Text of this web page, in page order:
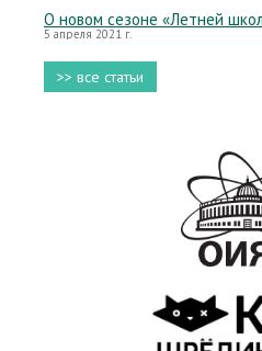
О новом сезоне «Летней
5 апреля 2021 г.
>> все статьи